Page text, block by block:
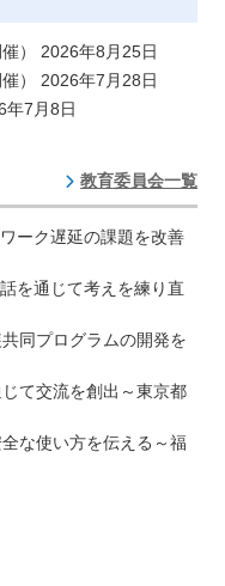
） 2026年8月25日
） 2026年7月28日
年7月8日
教育委員会一覧
ーク遅延の課題を改善
を通じて考えを練り直
同プログラムの開発を
て交流を創出～東京都
な使い方を伝える～福